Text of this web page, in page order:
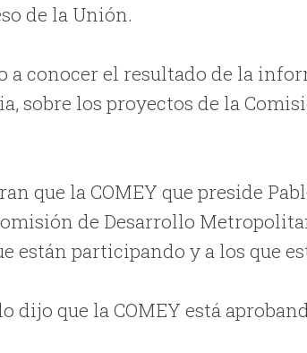
de la Unión.
a conocer el resultado de la
sobre los proyectos de la
que la COMEY que preside
de Desarrollo
están participando y a los que
dijo que la COMEY está